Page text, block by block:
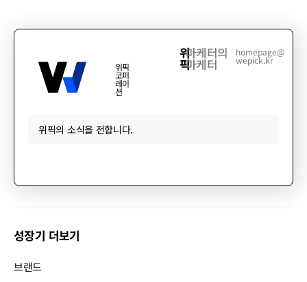
위픽
코퍼
레이
션
위
픽
마케터의
마케터
homepage@
wepick.kr
위픽의 소식을 전합니다.
성장기 더보기
브랜드